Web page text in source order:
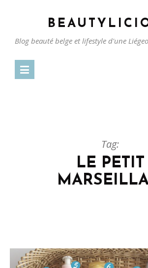
Blog beauté belge et lifestyle d'une
Tag:
LE PETIT